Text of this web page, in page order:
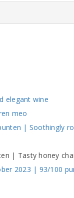
elegant wine
meo
| Soothingly
| Tasty honey
2023 | 93/100